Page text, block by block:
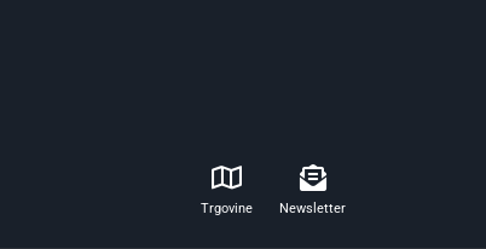
Trgovine Newsletter